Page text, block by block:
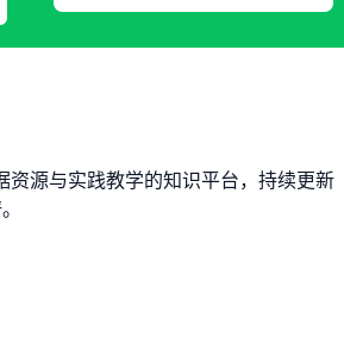
资源与实践教学的知识平台，持续更新